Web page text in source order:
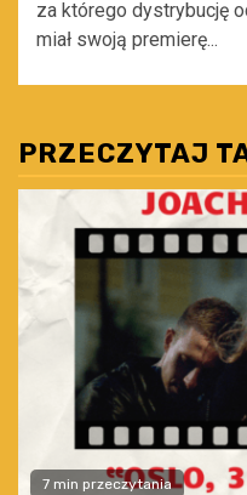
za którego dystrybucję
miał swoją premierę...
PRZECZYTAJ
7 min przeczytania